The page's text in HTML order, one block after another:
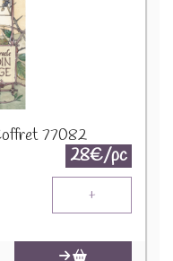
77082
28€/pc
+